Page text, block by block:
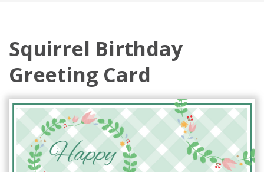
Squirrel Birthday
Greeting Card